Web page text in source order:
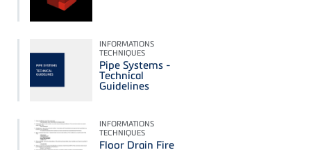
INFORMATIONS
TECHNIQUES
Pipe Systems -
Technical
Guidelines
INFORMATIONS
TECHNIQUES
Floor Drain Fire